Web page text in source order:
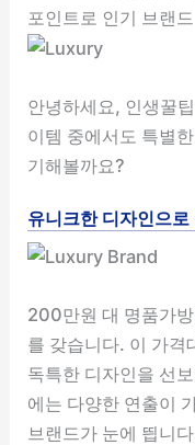
포인트로 인기 브랜드
안녕하세요, 인생꿀
이템 중에서도 특별
기해볼까요?
유니크한 디자인으
200만원 대 명품가
를 갖습니다. 이 가격
독특한 디자인을 선
에는 다양한 연출이
브랜드가 눈에 띕니